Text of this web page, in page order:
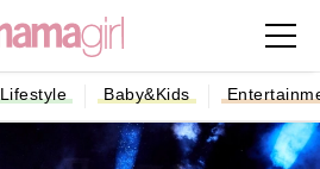
Lifestyle Baby&Kids